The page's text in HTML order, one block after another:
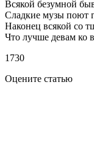
Всякой безумной
Сладкие музы поют
Наконец всякой со
Что лучше девам ко
1730
Оцените статью